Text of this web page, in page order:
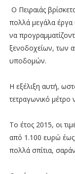
Ο Πειραιάς
πολλά μεγάλα έργα
να
ξενοδοχείων, των
υποδομών.
Η εξέλιξη αυτή,
τετραγωνικό μέτρο
Το έτος 2015, οι
από 1.100 ευρώ έως
πολλά σπίτια,